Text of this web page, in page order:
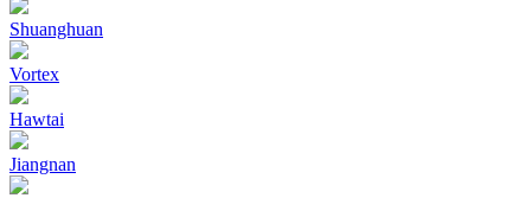
Shuanghuan
Vortex
Hawtai
Jiangnan